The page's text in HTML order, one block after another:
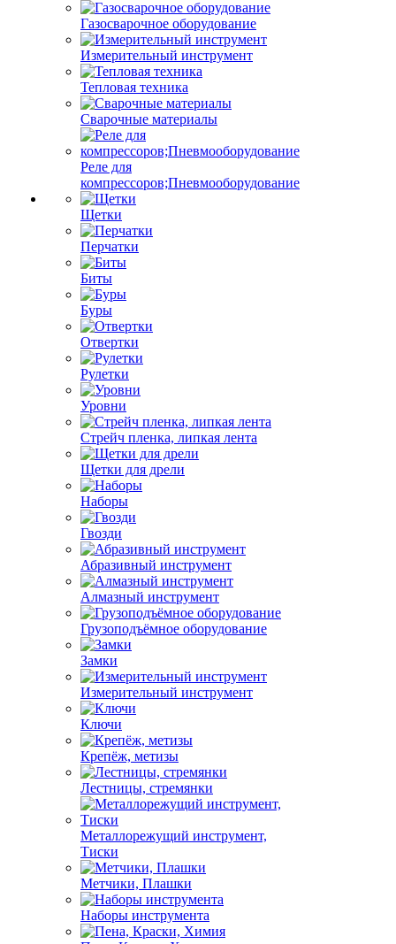
Газосварочное оборудование
Измерительный инструмент
Тепловая техника
Сварочные материалы
Реле для
компрессоров;Пневмооборудование
Щетки
Перчатки
Биты
Буры
Отвертки
Рулетки
Уровни
Стрейч пленка, липкая лента
Щетки для дрели
Наборы
Гвозди
Абразивный инструмент
Алмазный инструмент
Грузоподъёмное оборудование
Замки
Измерительный инструмент
Ключи
Крепёж, метизы
Лестницы, стремянки
Металлорежущий инструмент,
Тиски
Метчики, Плашки
Наборы инструмента